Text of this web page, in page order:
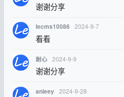
谢谢分享
lecms10086 2024-9-7
看看
耐心 2024-9-9
谢谢分享
anleey 2024-9-28